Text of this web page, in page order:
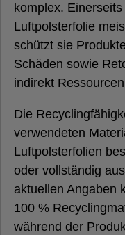
komplex.
Luftpolsterfolie
schützt sie
Schäden sowie
indirekt
Die
verwendeten
Luftpolsterfolien
oder vollständig
aktuellen Angaben
100 %
während der